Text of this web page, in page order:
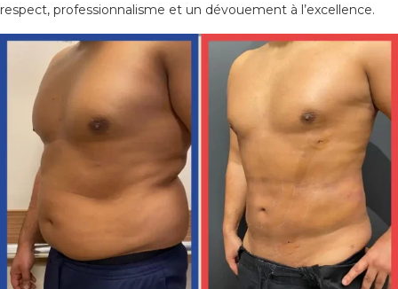
respect, professionnalisme et un dévouement à l’excellence.